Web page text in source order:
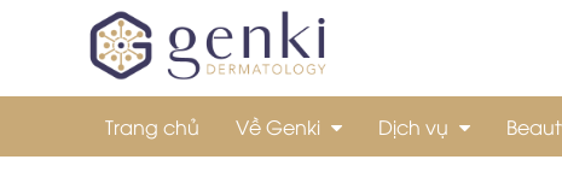
Trang chủ Về Genki Dịch vụ